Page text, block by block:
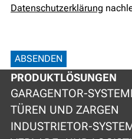
Datenschutzerklärung
ABSENDEN
PRODUKTLÖSUNGEN
GARAGENTOR-
TÜREN UND ZARGEN
INDUSTRIETOR-